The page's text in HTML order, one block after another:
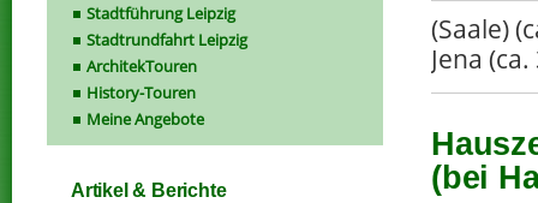
(Saale)
Jena
(bei
Stadtführung Leipzig
Stadtrundfahrt Leipzig
ArchitekTouren
History-Touren
Meine Angebote
Artikel & Berichte